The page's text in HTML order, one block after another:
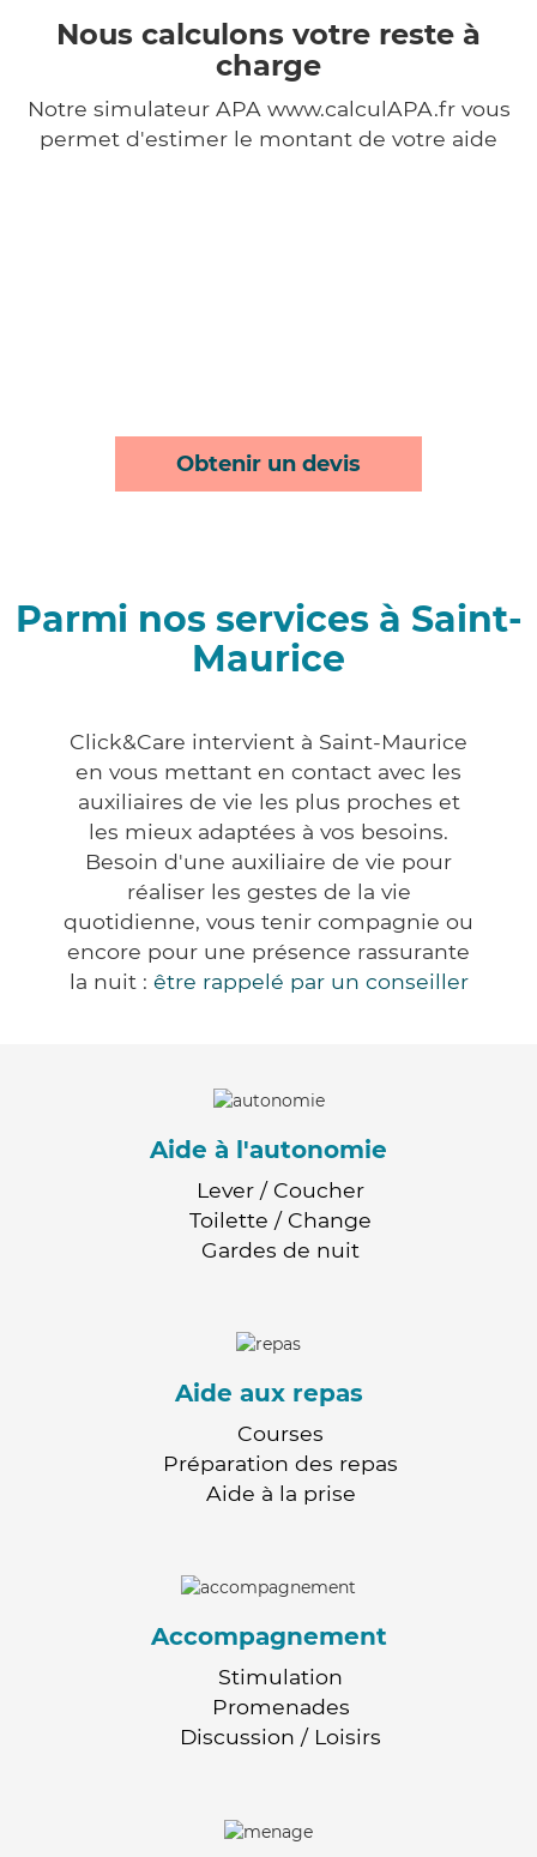
Nous calculons votre reste à
charge
Notre simulateur APA www.calculAPA.fr vous
permet d'estimer le montant de votre aide
Obtenir un devis
Parmi nos services à Saint-
Maurice
Click&Care intervient à Saint-Maurice
en vous mettant en contact avec les
auxiliaires de vie les plus proches et
les mieux adaptées à vos besoins.
Besoin d'une auxiliaire de vie pour
réaliser les gestes de la vie
quotidienne, vous tenir compagnie ou
encore pour une présence rassurante
la nuit : être rappelé par un conseiller
Aide à l'autonomie
Lever / Coucher
Toilette / Change
Gardes de nuit
Aide aux repas
Courses
Préparation des repas
Aide à la prise
Accompagnement
Stimulation
Promenades
Discussion / Loisirs